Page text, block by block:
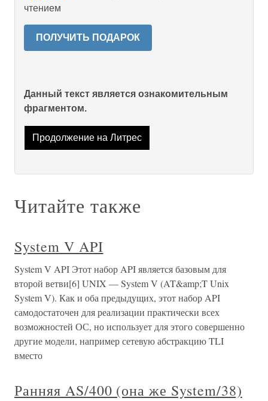
чтением
ПОЛУЧИТЬ ПОДАРОК
Данный текст является ознакомительным
фрагментом.
Продолжение на Литрес
Читайте также
System V API
System V API Этот набор API является базовым для
второй ветви[6] UNIX — System V (AT&amp;T Unix
System V). Как и оба предыдущих, этот набор API
самодостаточен для реализации практически всех
возможностей ОС, но использует для этого совершенно
другие модели, например сетевую абстракцию TLI
вместо
Ранняя AS/400 (она же System/38)